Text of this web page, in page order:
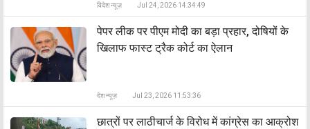
विदेश न्यूज़ Jul 24, 2026 14:34:49
पेपर लीक पर पीएम मोदी का बड़ा प्रहार, दोषियों के
खिलाफ फास्ट ट्रैक कोर्ट का ऐलान
देश न्यूज़ Jul 23, 2026 11:53:36
छात्रों पर लाठीचार्ज के विरोध में कांग्रेस का आक्रोश